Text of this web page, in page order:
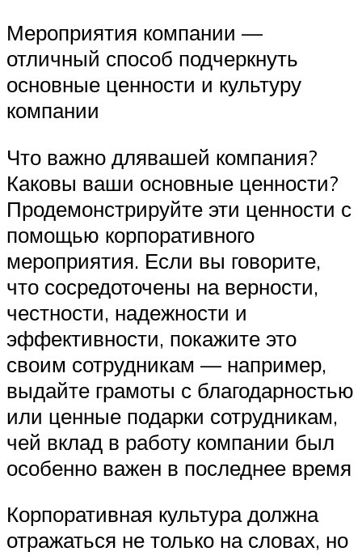
Мероприятия компании —
отличный способ подчеркнуть
основные ценности и культуру
компании
Что важно длявашей компания?
Каковы ваши основные ценности?
Продемонстрируйте эти ценности с
помощью корпоративного
мероприятия. Если вы говорите,
что сосредоточены на верности,
честности, надежности и
эффективности, покажите это
своим сотрудникам — например,
выдайте грамоты с благодарностью
или ценные подарки сотрудникам,
чей вклад в работу компании был
особенно важен в последнее время
Корпоративная культура должна
отражаться не только на словах, но